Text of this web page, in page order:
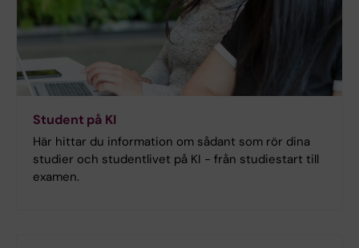
Student på KI
Här hittar du information om sådant som rör dina
studier och studentlivet på KI - från studiestart till
examen.